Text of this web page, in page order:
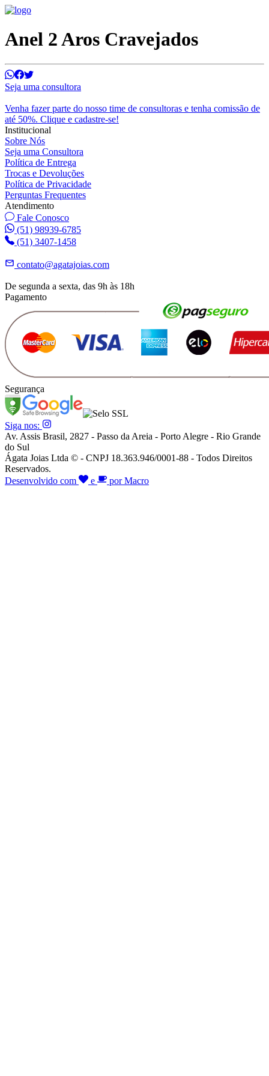
Anel 2 Aros Cravejados
Seja uma consultora
Venha fazer parte do nosso time de consultoras e tenha comissão de
até 50%. Clique e cadastre-se!
Institucional
Sobre Nós
Seja uma Consultora
Política de Entrega
Trocas e Devoluções
Política de Privacidade
Perguntas Frequentes
Atendimento
Fale Conosco
(51) 98939-6785
(51) 3407-1458
contato@agatajoias.com
De segunda a sexta, das 9h às 18h
Pagamento
Segurança
Siga nos:
Av. Assis Brasil, 2827 - Passo da Areia - Porto Alegre - Rio Grande
do Sul
Ágata Joias Ltda © - CNPJ 18.363.946/0001-88 - Todos Direitos
Reservados.
Desenvolvido com
e por Macro